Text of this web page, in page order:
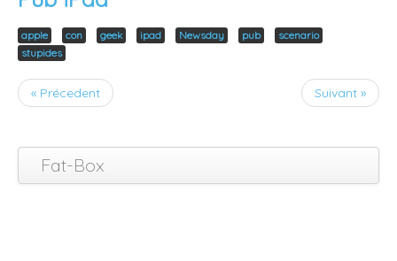
art
anim
pubs
apple con geek ipad Newsday pub
scenario
stupides
« Précedent Suivant »
Fat-Box